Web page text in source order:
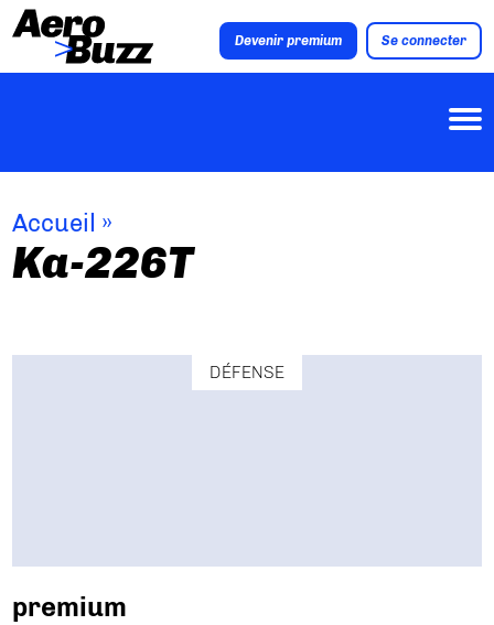
Devenir premium Se connecter
Accueil »
Ka-226T
DÉFENSE
premium